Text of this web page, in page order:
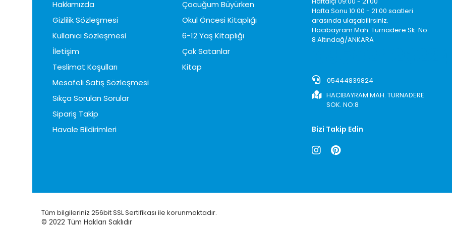
Hakkımızda
Gizlilik Sözleşmesi
Kullanıcı Sözleşmesi
İletişim
Teslimat Koşulları
Mesafeli Satış Sözleşmesi
Sıkça Sorulan Sorular
Sipariş Takip
Havale Bildirimleri
Çocuğum Büyürken
Okul Öncesi Kitaplığı
6-12 Yaş Kitaplığı
Çok Satanlar
Kitap
Hafta Sonu 10:00 - 21:00 saatleri
arasında ulaşabilirsiniz.
Hacıbayram Mah. Turnadere Sk. No:
8 Altındağ/ANKARA
05444839824
HACIBAYRAM MAH. TURNADERE
SOK. NO:8
Bizi Takip Edin
Tüm bilgileriniz 256bit SSL Sertifikası ile korunmaktadır.
© 2022 Tüm Hakları Saklıdır